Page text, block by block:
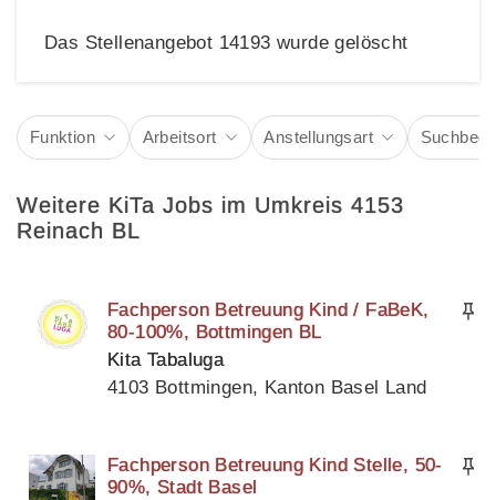
Das Stellenangebot 14193 wurde gelöscht
Funktion Arbeitsort Anstellungsart
Weitere KiTa Jobs im Umkreis 4153
Reinach BL
Fachperson Betreuung Kind / FaBeK,
80-100%, Bottmingen BL
Kita Tabaluga
4103 Bottmingen, Kanton Basel Land
Fachperson Betreuung Kind Stelle, 50-
90%, Stadt Basel